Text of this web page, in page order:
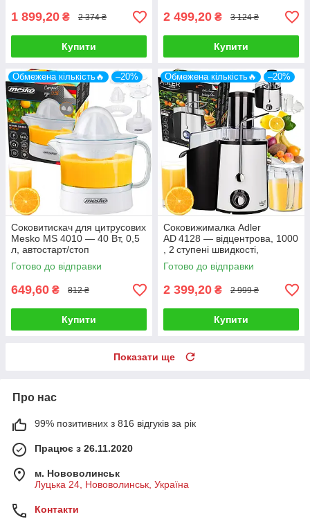
1 899,20 ₴ 2 374 ₴
Купити
2 499,20 ₴ 3 124 ₴
Купити
Обмежена кількість🔥 –20%
Соковитискач для цитрусових
Mesko MS 4010 — 40 Вт, 0,5
л, автостарт/стоп
Готово до відправки
649,60 ₴ 812 ₴
Купити
Обмежена кількість🔥 –20%
Соковижималка Adler
AD 4128 — відцентрова, 1000
, 2 ступені швидкості,
контейнер 1 л, фільтр із
нержавіючої сталі
Готово до відправки
2 399,20 ₴ 2 999 ₴
Купити
Показати ще
Про нас
99% позитивних з 816 відгуків за рік
Працює з 26.11.2020
м. Нововолинськ
Луцька 24, Нововолинськ, Україна
Контакти